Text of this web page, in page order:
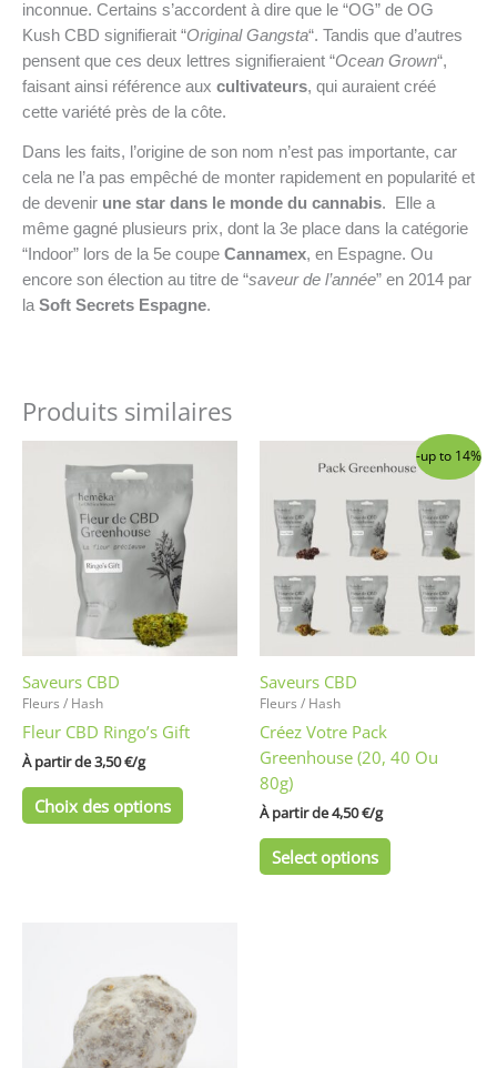
inconnue. Certains s’accordent à dire que le “OG” de OG
Kush CBD signifierait “Original Gangsta“. Tandis que d’autres
pensent que ces deux lettres signifieraient “Ocean Grown“,
faisant ainsi référence aux cultivateurs, qui auraient créé
cette variété près de la côte.
Dans les faits, l’origine de son nom n’est pas importante, car
cela ne l’a pas empêché de monter rapidement en popularité et
de devenir une star dans le monde du cannabis. Elle a
même gagné plusieurs prix, dont la 3e place dans la catégorie
“Indoor” lors de la 5e coupe Cannamex, en Espagne. Ou
encore son élection au titre de “saveur de l’année” en 2014 par
laSoft Secrets Espagne.
Produits similaires
Saveurs CBD
Fleurs / Hash
Fleur CBD Ringo’s Gift
À partir de 3,50€/g
Choix des options
produit
a
plusieurs
variations.
Les
peuvent
être
la
du
-up to 14%
Saveurs CBD
Fleurs / Hash
Créez Votre Pack
Greenhouse (20, 40 Ou
80g)
À partir de 4,50€/g
Select options
produit
plusieurs
variations.
options
peuvent
être
page
plusieurs
variations.
Les